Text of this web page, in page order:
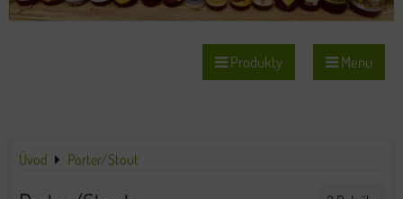
Produkty Menu
Úvod Porter/Stout